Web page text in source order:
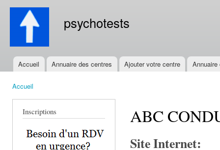
psychotests
Menu principal
Accueil Annuaire des centres Ajouter votre centre Annuaire
Accueil
Inscriptions ABC
Site Internet: